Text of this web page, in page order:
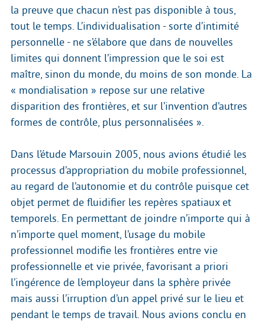
la preuve que chacun n’est pas disponible à tous,
tout le temps. L’individualisation - sorte d’intimité
personnelle - ne s’élabore que dans de nouvelles
limites qui donnent l’impression que le soi est
maître, sinon du monde, du moins de son monde. La
« mondialisation » repose sur une relative
disparition des frontières, et sur l’invention d’autres
formes de contrôle, plus personnalisées ».
Dans l’étude Marsouin 2005, nous avions étudié les
processus d’appropriation du mobile professionnel,
au regard de l’autonomie et du contrôle puisque cet
objet permet de fluidifier les repères spatiaux et
temporels. En permettant de joindre n’importe qui à
n’importe quel moment, l’usage du mobile
professionnel modifie les frontières entre vie
professionnelle et vie privée, favorisant a priori
l’ingérence de l’employeur dans la sphère privée
mais aussi l’irruption d’un appel privé sur le lieu et
pendant le temps de travail. Nous avions conclu en